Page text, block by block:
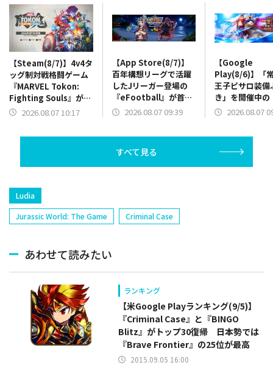
【Steam(8/7)】4v4タ
ッグ制対戦格闘ゲーム
『MARVEL Tokon:
Fighting Souls』が2
位浮上 砲撃シミュレ
2026.08.07 10:17
【App Store(8/7)】
百年構想リーグで活躍
したJリーガー登場の
『eFootball』が首
位 「常夏の魔王子ピ
2026.08.07 09:39
【Google
Play(8/6)】「
王子ピサロ装備
き」を開催中の
ォーク』が18
2026.08.07
すべて見る
Ludia
Jurassic World: The Game
Criminal Case
あわせて読みたい
ランキング
【米Google Playランキング(9/5)】
『Criminal Case』と『BINGO
Blitz』がトップ30復帰 日本勢では
『Brave Frontier』の25位が最高
2015.09.05 16:00